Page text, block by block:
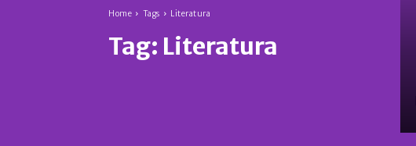
Home Tags Literatura
Tag: Literatura